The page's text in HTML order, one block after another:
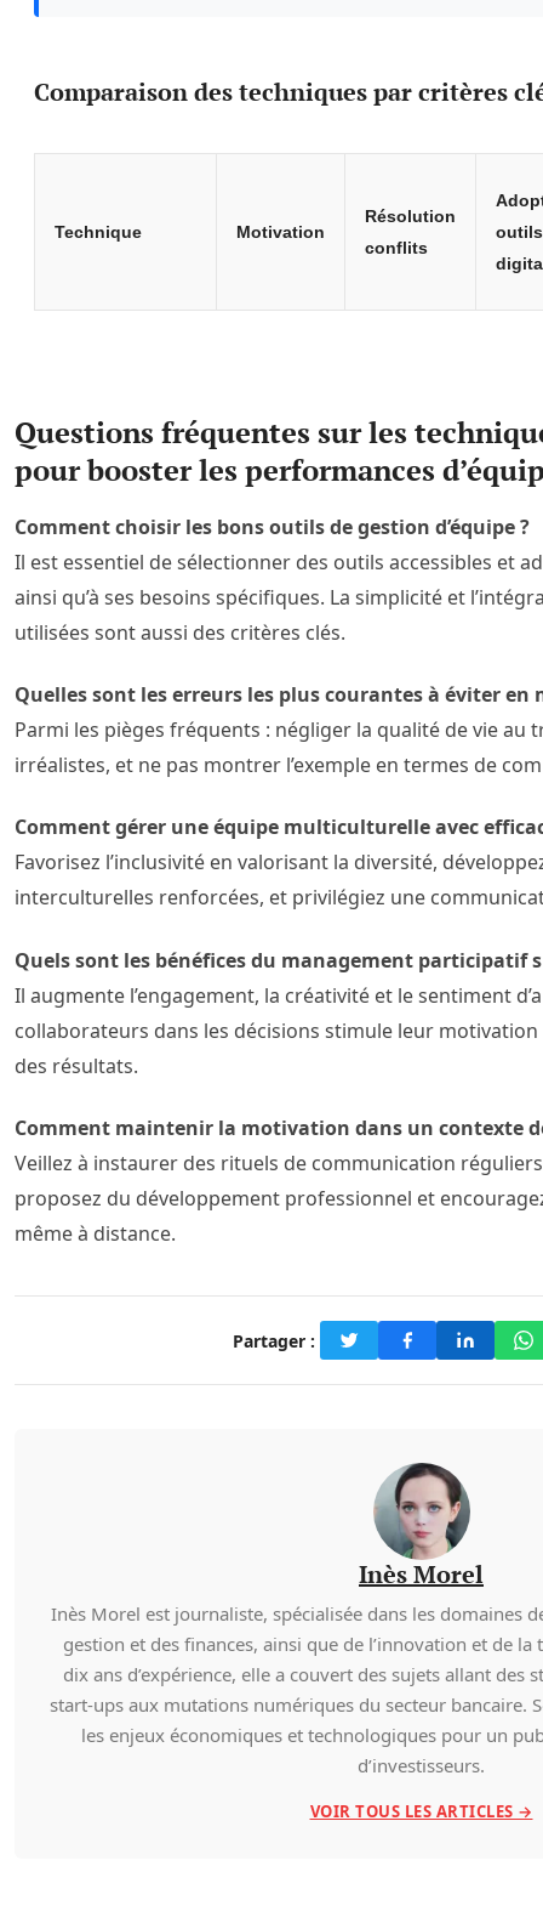
Comparaison des techniques par critères
Technique Motivation
Résolution
conflits
outils
Questions fréquentes sur les
pour booster les performances
Comment choisir les bons outils de gestion d’équipe ?
Il est essentiel de sélectionner des outils accessibles et
ainsi qu’à ses besoins spécifiques. La simplicité et
utilisées sont aussi des critères clés.
Quelles sont les erreurs les plus courantes à éviter en
Parmi les pièges fréquents : négliger la qualité de vie au
irréalistes, et ne pas montrer l’exemple en termes de
Comment gérer une équipe multiculturelle avec
Favorisez l’inclusivité en valorisant la diversité,
interculturelles renforcées, et privilégiez une
Quels sont les bénéfices du management participatif
Il augmente l’engagement, la créativité et le sentiment
collaborateurs dans les décisions stimule leur
des résultats.
Comment maintenir la motivation dans un contexte
Veillez à instaurer des rituels de communication
proposez du développement professionnel et
même à distance.
Partager :
Inès Morel
Inès Morel est journaliste, spécialisée dans les domaines
gestion et des finances, ainsi que de l’innovation et de
dix ans d’expérience, elle a couvert des sujets allant des
start-ups aux mutations numériques du secteur bancaire.
les enjeux économiques et technologiques pour un
d’investisseurs.
VOIR TOUS LES ARTICLES →